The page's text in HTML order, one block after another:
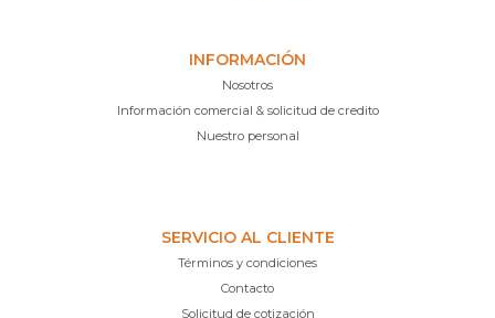
INFORMACIÓN
Nosotros
Información comercial & solicitud de credito
Nuestro personal
SERVICIO AL CLIENTE
Términos y condiciones
Contacto
Solicitud de cotización